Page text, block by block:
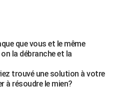
que vous et le même
la débranche et la
trouvé une solution à votre
à résoudre le mien?